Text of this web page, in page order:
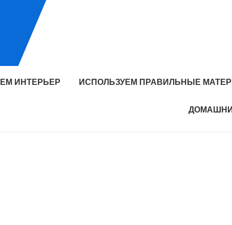
ИНТЕРЬЕР ИСПОЛЬЗУЕМ ПРАВИЛЬНЫЕ